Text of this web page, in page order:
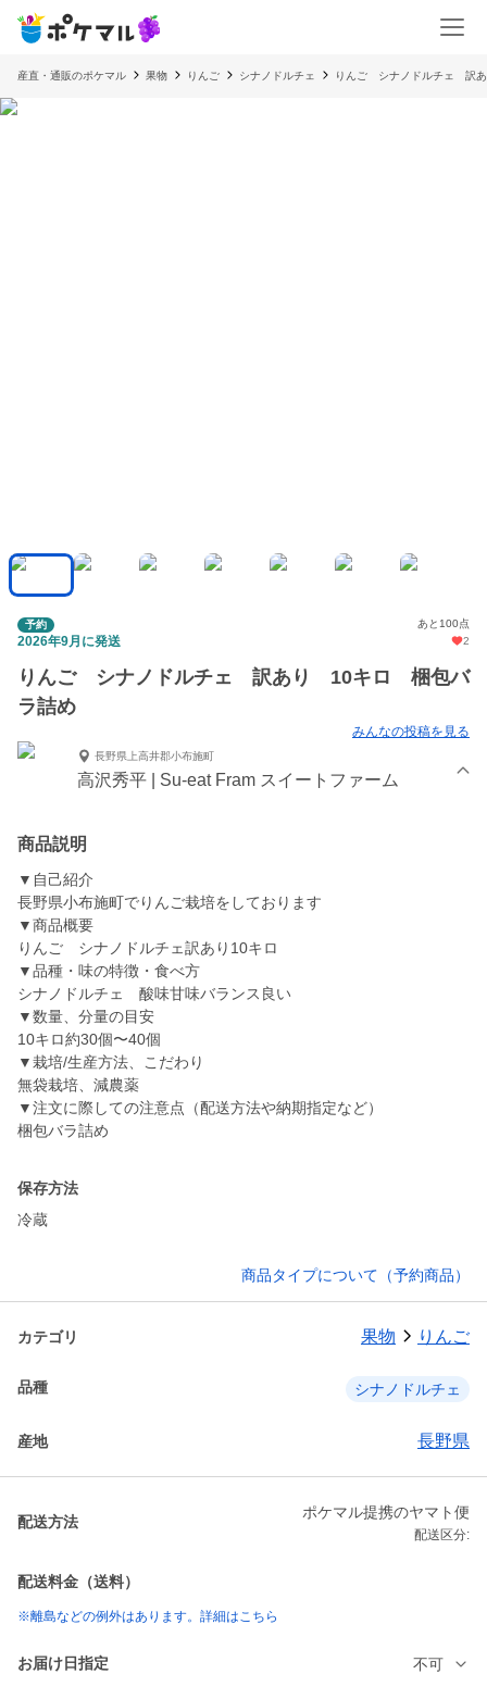
産直・通販のポケマル 果物 りんご シナノドルチェ りんご シナノドルチェ 訳
予約 あと100点
2026年9月に発送 2
りんご シナノドルチェ 訳あり 10キロ 梱包バ
ラ詰め
みんなの投稿を見る
長野県上高井郡小布施町
高沢秀平 | Su-eat Fram スイートファーム
商品説明
▼自己紹介
長野県小布施町でりんご栽培をしております
▼商品概要
りんご シナノドルチェ訳あり10キロ
▼品種・味の特徴・食べ方
シナノドルチェ 酸味甘味バランス良い
▼数量、分量の目安
10キロ約30個〜40個
▼栽培/生産方法、こだわり
無袋栽培、減農薬
▼注文に際しての注意点（配送方法や納期指定など）
梱包バラ詰め
保存方法
冷蔵
商品タイプについて（予約商品）
カテゴリ 果物 りんご
品種 シナノドルチェ
産地 長野県
配送方法
ポケマル提携のヤマト便
配送区分:
配送料金（送料）
※離島などの例外はあります。詳細はこちら
お届け日指定 不可